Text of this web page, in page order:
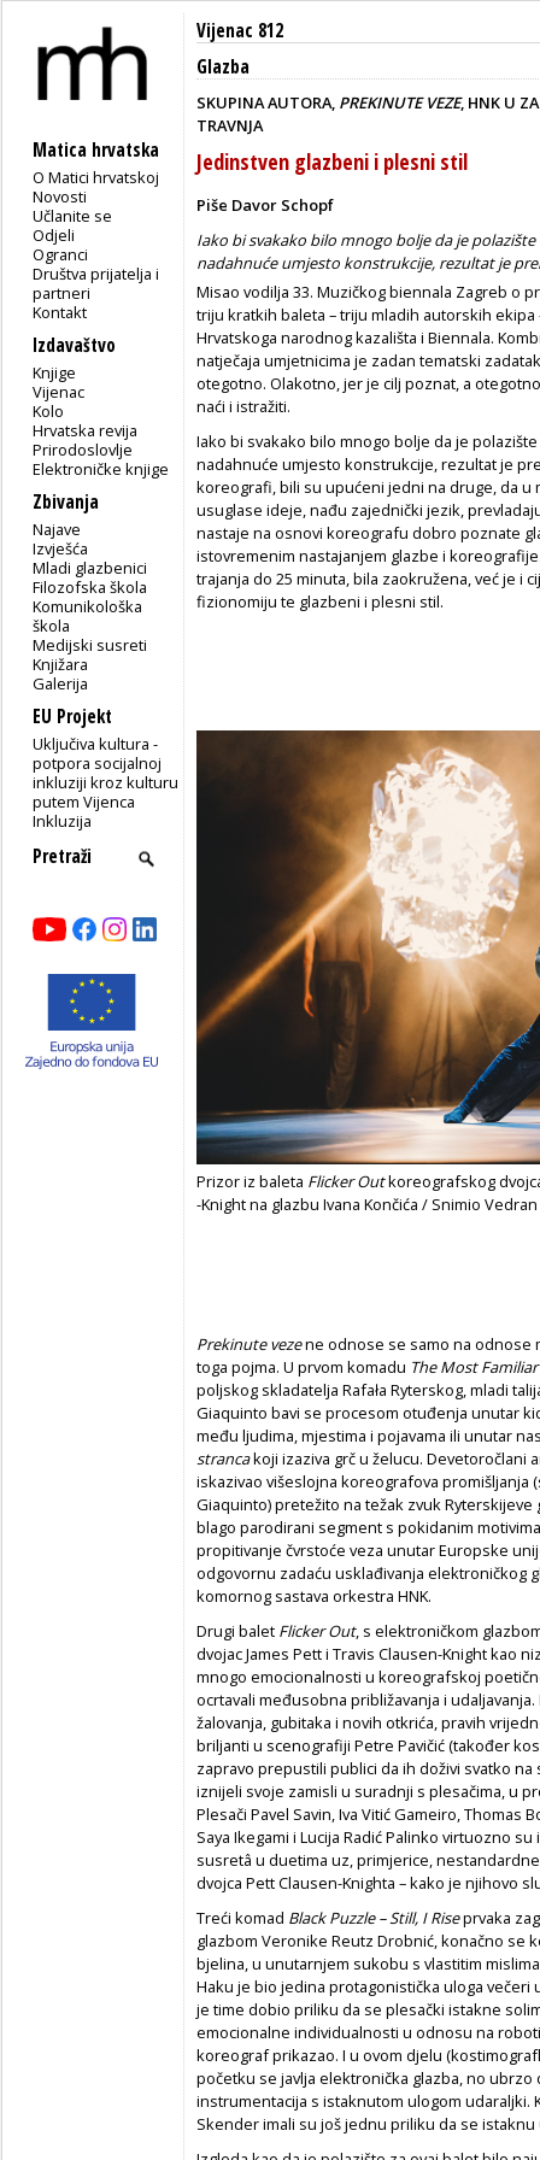
Matica hrvatska
O Matici hrvatskoj
Novosti
Učlanite se
Odjeli
Ogranci
Društva prijatelja i
partneri
Kontakt
Izdavaštvo
Knjige
Vijenac
Kolo
Hrvatska revija
Prirodoslovlje
Elektroničke knjige
Zbivanja
Najave
Izvješća
Mladi glazbenici
Filozofska škola
Komunikološka
škola
Medijski susreti
Knjižara
Galerija
EU Projekt
Uključiva kultura -
potpora socijalnoj
inkluziji kroz kulturu
putem Vijenca
Inkluzija
Vijenac 812
Glazba
SKUPINA AUTORA, PREKINUTE VEZE, HNK U
TRAVNJA
Jedinstven glazbeni i plesni stil
Piše Davor Schopf
Iako bi svakako bilo mnogo bolje da je
nadahnuće umjesto konstrukcije, rezultat je
Misao vodilja 33. Muzičkog biennala Zagreb o
triju kratkih baleta – triju mladih autorskih
Hrvatskoga narodnog kazališta i Biennala.
natječaja umjetnicima je zadan tematski
otegotno. Olakotno, jer je cilj poznat, a
naći i istražiti.
Iako bi svakako bilo mnogo bolje da je
nadahnuće umjesto konstrukcije, rezultat je
koreografi, bili su upućeni jedni na druge, da
usuglase ideje, nađu zajednički jezik,
nastaje na osnovi koreografu dobro poznate
istovremenim nastajanjem glazbe i
trajanja do 25 minuta, bila zaokružena, već je i
fizionomiju te glazbeni i plesni stil.
Prizor iz baleta Flicker Outkoreografskog
-Knight na glazbu Ivana Končića / Snimio
Prekinute vezene odnose se samo na odnose
toga pojma. U prvom komadu The Most
poljskog skladatelja Rafała Ryterskog, mladi
Giaquinto bavi se procesom otuđenja unutar
među ljudima, mjestima i pojavama ili unutar
strancakoji izaziva grč u želucu. Devetoročlani
iskazivao višeslojna koreografova promišljanja
Giaquinto) pretežito na težak zvuk
blago parodirani segment s pokidanim
propitivanje čvrstoće veza unutar Europske
odgovornu zadaću usklađivanja elektroničkog
komornog sastava orkestra HNK.
Drugi balet Flicker Out, s elektroničkom
dvojac James Pett i Travis Clausen-Knight kao
mnogo emocionalnosti u koreografskoj
ocrtavali međusobna približavanja i
žalovanja, gubitaka i novih otkrića, pravih
briljanti u scenografiji Petre Pavičić (također
zapravo prepustili publici da ih doživi svatko
iznijeli svoje zamisli u suradnji s plesačima, u
Plesači Pavel Savin, Iva Vitić Gameiro, Thomas
Saya Ikegami i Lucija Radić Palinko virtuozno
susretâ u duetima uz, primjerice,
dvojca Pett Clausen-Knighta – kako je njihovo
Treći komad Black Puzzle – Still, I Riseprvaka
glazbom Veronike Reutz Drobnić, konačno se
bjelina, u unutarnjem sukobu s vlastitim
Haku je bio jedina protagonistička uloga
je time dobio priliku da se plesački istakne
emocionalne individualnosti u odnosu na
koreograf prikazao. I u ovom djelu
početku se javlja elektronička glazba, no ubrzo
instrumentacija s istaknutom ulogom udaraljki.
Skender imali su još jednu priliku da se